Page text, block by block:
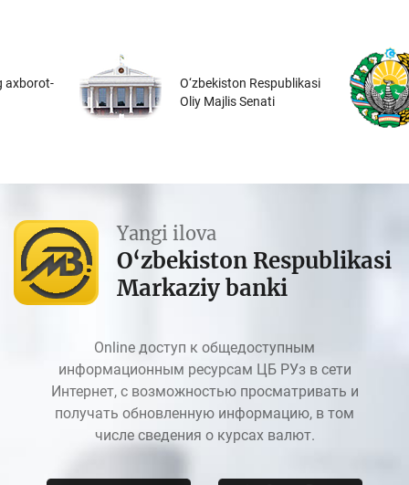
axborot-
O‘zbekiston Respublikasi
Oliy Majlis Senati
Yangi ilova
O‘zbekiston Respublikasi
Markaziy banki
Online доступ к общедоступным
информационным ресурсам ЦБ РУз в сети
Интернет, с возможностью просматривать и
получать обновленную информацию, в том
числе сведения о курсах валют.